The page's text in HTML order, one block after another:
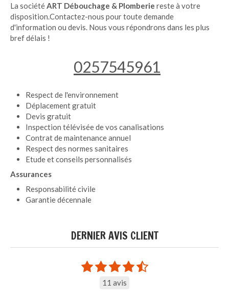
La sociétéART Débouchage & Plomberie reste à votre
disposition.Contactez-nous pour toute demande
d'information ou devis. Nous vous répondrons dans les plus
bref délais !
0257545961
Respect de l'environnement
Déplacement gratuit
Devis gratuit
Inspection télévisée de vos canalisations
Contrat de maintenance annuel
Respect des normes sanitaires
Etude et conseils personnalisés
Assurances
Responsabilité civile
Garantie décennale
DERNIER AVIS CLIENT
11 avis